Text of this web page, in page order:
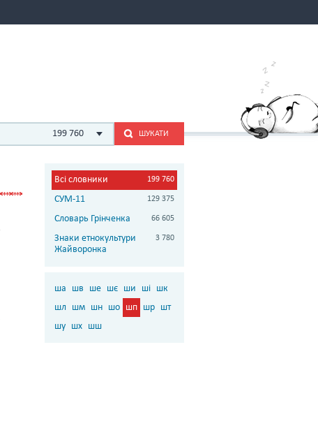
199 760 ШУКАТИ
Всі словники 199 760
СУМ-11 129 375
Словарь Грінченка 66 605
Знаки етнокультури
Жайворонка
3 780
ша шв ше шє ши ші шк
шл
шм шн шо шп шр шт
шу шх шш